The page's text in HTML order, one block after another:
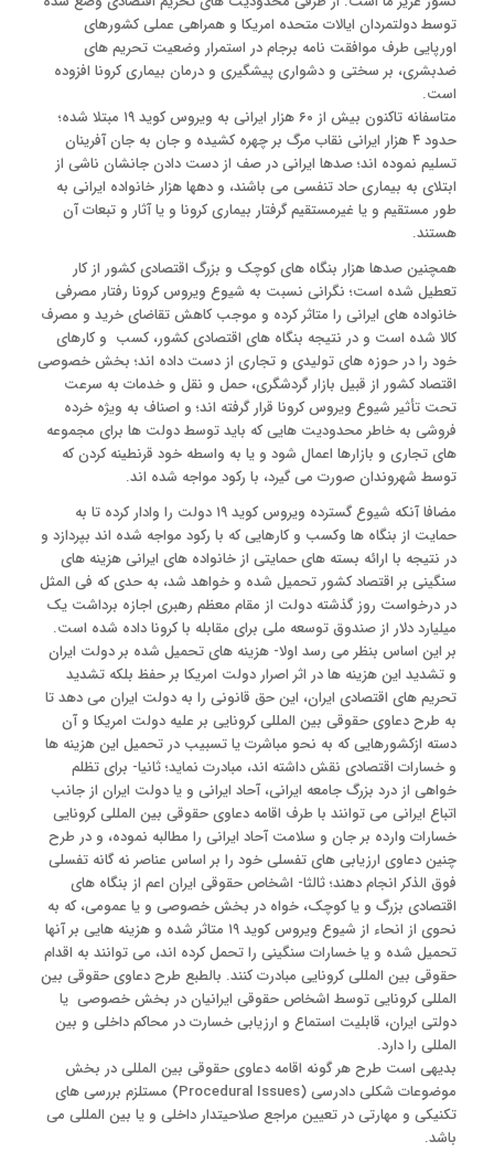
توسط دولتمردان ایالات متحده امریکا و همراهی عملی کشورهای
اورپایی طرف موافقت نامه برجام در استمرار وضعیت تحریم های
ضدبشری، بر سختی و دشواری پیشگیری و درمان بیماری کرونا افزوده
است.
متاسفانه تاکنون بیش از ۶۰ هزار ایرانی به ویروس کوید ۱۹ مبتلا شده؛
حدود ۴ هزار ایرانی نقاب مرگ بر چهره کشیده و جان به جان آفرینان
تسلیم نموده اند؛ صدها ایرانی در صف از دست دادن جانشان ناشی از
ابتلای به بیماری حاد تنفسی می باشند، و دهها هزار خانواده ایرانی به
طور مستقیم و یا غیرمستقیم گرفتار بیماری کرونا و یا آثار و تبعات آن
هستند.
همچنین صدها هزار بنگاه های کوچک و بزرگ اقتصادی کشور از کار
تعطیل شده است؛ نگرانی نسبت به شیوع ویروس کرونا رفتار مصرفی
خانواده های ایرانی را متاثر کرده و موجب کاهش تقاضای خرید و مصرف
کالا شده است و در نتیجه بنگاه های اقتصادی کشور، کسب و کارهای
خود را در حوزه های تولیدی و تجاری از دست داده اند؛ بخش خصوصی
اقتصاد کشور از قبیل بازار گردشگری، حمل و نقل و خدمات به سرعت
تحت تأثیر شیوع ویروس کرونا قرار گرفته اند؛ و اصناف به ویژه خرده
فروشی به خاطر محدودیت هایی که باید توسط دولت ها برای مجموعه
های تجاری و بازارها اعمال شود و یا به واسطه خود قرنطینه کردن که
توسط شهروندان صورت می گیرد، با رکود مواجه شده اند.
مضافا آنکه شیوع گسترده ویروس کوید ۱۹ دولت را وادار کرده تا به
حمایت از بنگاه ها وکسب و کارهایی که با رکود مواجه شده اند بپردازد و
در نتیجه با ارائه بسته های حمایتی از خانواده های ایرانی هزینه های
سنگینی بر اقتصاد کشور تحمیل شده و خواهد شد، به حدی که فی المثل
در درخواست روز گذشته دولت از مقام معظم رهبری اجازه برداشت یک
میلیارد دلار از صندوق توسعه ملی برای مقابله با کرونا داده شده است.
بر این اساس بنظر می رسد اولا- هزینه های تحمیل شده بر دولت ایران
و تشدید این هزینه ها در اثر اصرار دولت امریکا بر حفظ بلکه تشدید
تحریم های اقتصادی ایران، این حق قانونی را به دولت ایران می دهد تا
به طرح دعاوی حقوقی بین المللی کرونایی بر علیه دولت امریکا و آن
دسته ازکشورهایی که به نحو مباشرت یا تسبیب در تحمیل این هزینه ها
و خسارات اقتصادی نقش داشته اند، مبادرت نماید؛ ثانیا- برای تظلم
خواهی از درد بزرگ جامعه ایرانی، آحاد ایرانی و یا دولت ایران از جانب
اتباع ایرانی می توانند با طرف اقامه دعاوی حقوقی بین المللی کرونایی
خسارات وارده بر جان و سلامت آحاد ایرانی را مطالبه نموده، و در طرح
چنین دعاوی ارزیابی های تفسلی خود را بر اساس عناصر نه گانه تفسلی
فوق الذکر انجام دهند؛ ثالثا- اشخاص حقوقی ایران اعم از بنگاه های
اقتصادی بزرگ و یا کوچک، خواه در بخش خصوصی و یا عمومی، که به
نحوی از انحاء از شیوع ویروس کوید ۱۹ متاثر شده و هزینه هایی بر آنها
تحمیل شده و یا خسارات سنگینی را تحمل کرده اند، می توانند به اقدام
حقوقی بین المللی کرونایی مبادرت کنند. بالطبع طرح دعاوی حقوقی بین
المللی کرونایی توسط اشخاص حقوقی ایرانیان در بخش خصوصی یا
دولتی ایران، قابلیت استماع و ارزیابی خسارت در محاکم داخلی و بین
المللی را دارد.
بدیهی است طرح هر گونه اقامه دعاوی حقوقی بین المللی در بخش
موضوعات شکلی دادرسی (Procedural Issues) مستلزم بررسی های
تکنیکی و مهارتی در تعیین مراجع صلاحیتدار داخلی و یا بین المللی می
باشد.